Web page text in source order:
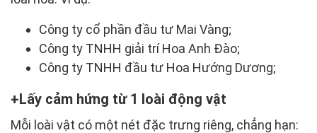
Công ty cổ phần đầu tư Mai Vàng;
Công ty TNHH giải trí Hoa Anh Đào;
Công ty TNHH đầu tư Hoa Hướng Dương;
Lấy cảm hứng từ 1 loài động vật
Mỗi loài vật có một nét đặc trưng riêng, chẳng hạn: